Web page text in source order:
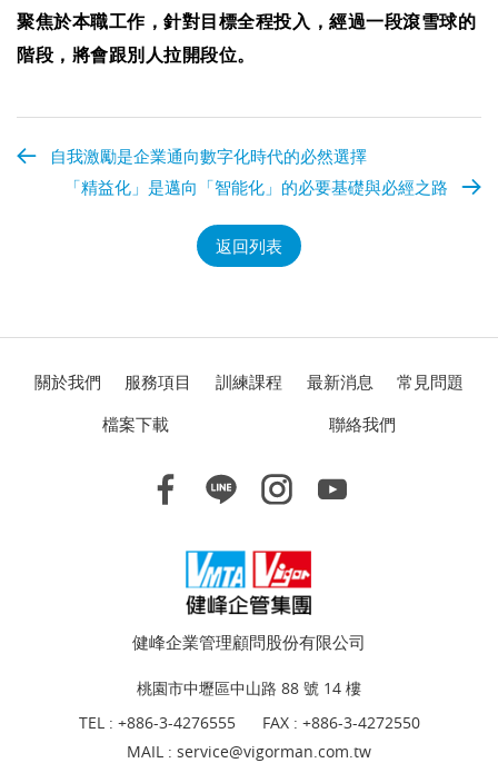
聚焦於本職工作，針對目標全程投入，經過一段滾雪球的
階段，將會跟別人拉開段位。
自我激勵是企業通向數字化時代的必然選擇
「精益化」是邁向「智能化」的必要基礎與必經之路
返回列表
關於我們 服務項目 訓練課程 最新消息
常見問題
檔案下載
聯絡我們
健峰企業管理顧問股份有限公司
桃園市中壢區中山路 88 號 14 樓
TEL : +886-3-4276555
FAX : +886-3-4272550
MAIL : service@vigorman.com.tw